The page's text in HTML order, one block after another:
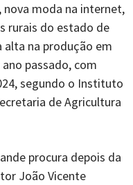
moda na internet,
rurais do estado de
alta na produção em
passado, com
segundo o Instituto
de Agricultura
procura depois da
João Vicente